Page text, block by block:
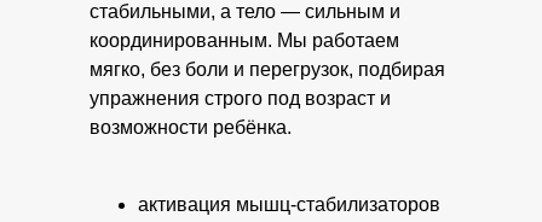
стабильными, а тело — сильным и
координированным. Мы работаем
мягко, без боли и перегрузок, подбирая
упражнения строго под возраст и
возможности ребёнка.
активация мышц‑стабилизаторов